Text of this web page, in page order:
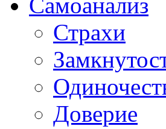
Страхи
Доверие